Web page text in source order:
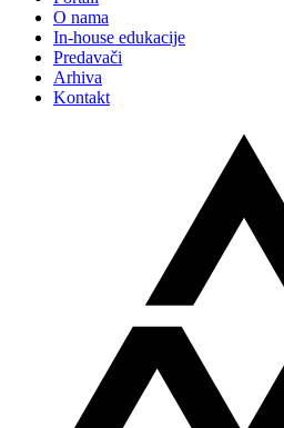
O nama
In-house edukacije
Predavači
Arhiva
Kontakt